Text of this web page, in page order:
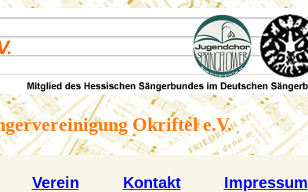
Okriftel e.V.
Verein Kontakt Impressum